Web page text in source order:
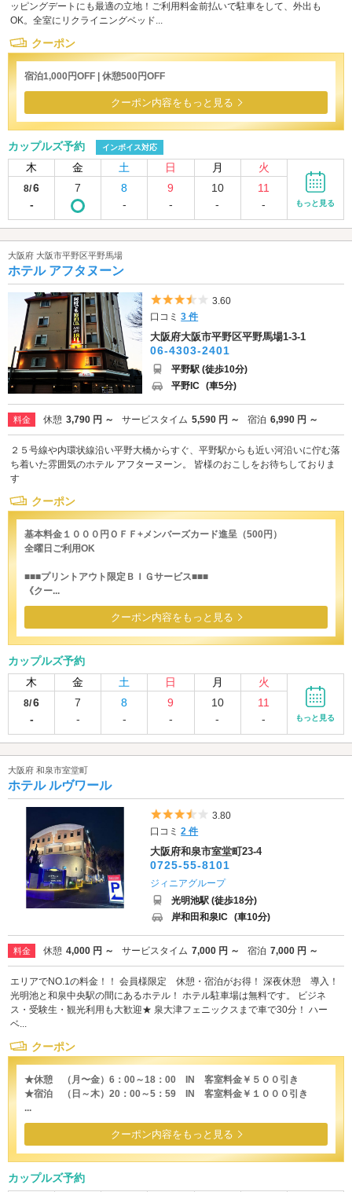
ッピングデートにも最適の立地！ご利用料金前払いで駐車をして、外出も
OK。全室にリクライニングベッド...
クーポン
宿泊1,000円OFF | 休憩500円OFF
クーポン内容をもっと見る
カップルズ予約 インボイス対応
木 金 土 日 月 火
8/6
-
7
8
-
9
-
10
-
11
-
もっと見る
大阪府 大阪市平野区平野馬場
ホテル アフタヌーン
5つ星のうち3.5
3.60
口コミ3 件
大阪府大阪市平野区平野馬場1-3-1
06-4303-2401
平野駅 (徒歩10分)
平野IC (車5分)
料金 休憩 3,790 円 ～ サービスタイム 5,590 円 ～ 宿泊 6,990 円 ～
２５号線や内環状線沿い平野大橋からすぐ、平野駅からも近い河沿いに佇む落
ち着いた雰囲気のホテル アフターヌーン。 皆様のおこしをお待ちしておりま
す
クーポン
基本料金１０００円ＯＦＦ+メンバーズカード進呈（500円）
全曜日ご利用OK
■■■プリントアウト限定ＢＩＧサービス■■■
《クー...
クーポン内容をもっと見る
カップルズ予約
木
金 土 日 月 火
8/6
-
7
-
8
-
9
-
10
-
11
-
もっと見る
大阪府 和泉市室堂町
ホテル ルヴワール
5つ星のうち3.5
3.80
口コミ2 件
大阪府和泉市室堂町23-4
0725-55-8101
ジィニアグループ
光明池駅 (徒歩18分)
岸和田和泉IC (車10分)
料金 休憩 4,000 円 ～ サービスタイム 7,000 円 ～ 宿泊 7,000 円 ～
エリアでNO.1の料金！！ 会員様限定 休憩・宿泊がお得！ 深夜休憩 導入！
光明池と和泉中央駅の間にあるホテル！ ホテル駐車場は無料です。 ビジネ
ス・受験生・観光利用も大歓迎★ 泉大津フェニックスまで車で30分！ ハー
ベ...
クーポン
★休憩 （月〜金）6：00～18：00 IN 客室料金￥５００引き
★宿泊 （日～木）20：00～5：59 IN 客室料金￥１０００引き
...
クーポン内容をもっと見る
カップルズ予約